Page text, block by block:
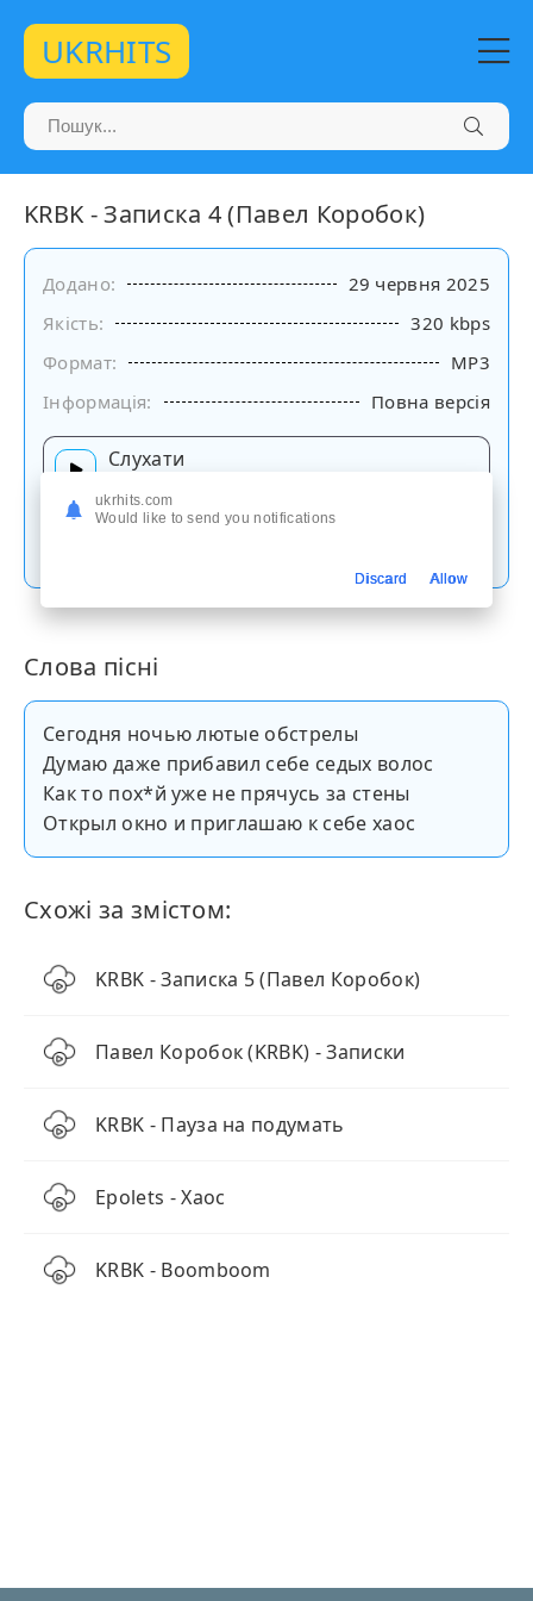
UKRHITS
KRBK - Записка 4 (Павел Коробок)
Додано:
29 червня 2025
Якість:
320 kbps
Формат:
MP3
Інформація:
Повна версія
Слухати
Слова пісні
Сегодня ночью лютые обстрелы
Думаю даже прибавил себе седых волос
Как то пох*й уже не прячусь за стены
Открыл окно и приглашаю к себе хаос
Схожі за змістом:
KRBK - Записка 5 (Павел Коробок)
Павел Коробок (KRBK) - Записки
KRBK - Пауза на подумать
Epolets - Хаос
KRBK - Boomboom
ukrhits.com
Would like to send you notifications
Discard Allow